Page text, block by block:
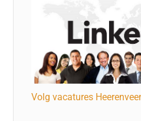
Volg vacatures